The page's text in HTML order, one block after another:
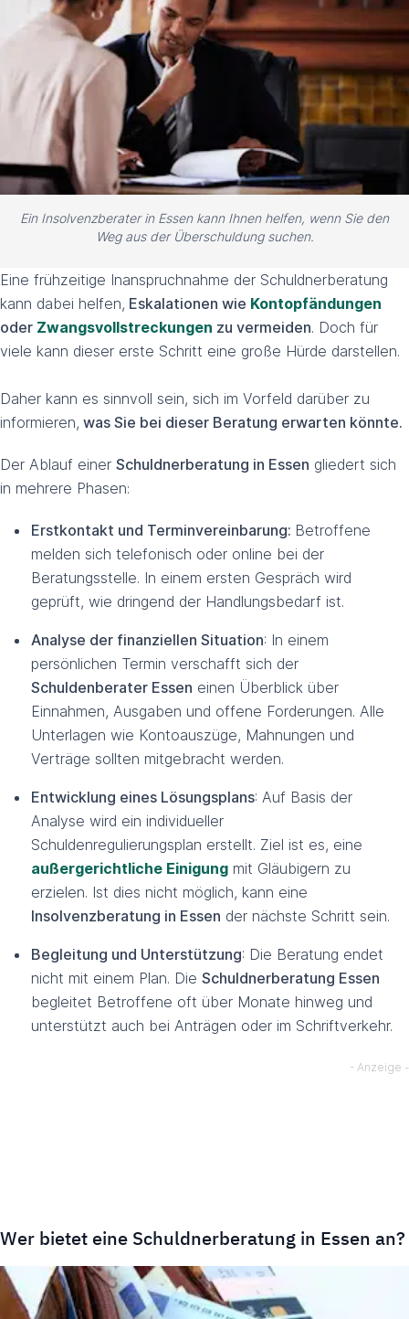
Ein Insolvenzberater in Essen kann Ihnen helfen, wenn Sie den
Weg aus der Überschuldung suchen.
Eine frühzeitige Inanspruchnahme der Schuldnerberatung
kann dabei helfen, Eskalationen wie Kontopfändungen
oder Zwangsvollstreckungen zu vermeiden. Doch für
viele kann dieser erste Schritt eine große Hürde darstellen.
Daher kann es sinnvoll sein, sich im Vorfeld darüber zu
informieren, was Sie bei dieser Beratung erwarten könnte.
Der Ablauf einer Schuldnerberatung in Essen gliedert sich
in mehrere Phasen:
Erstkontakt und Terminvereinbarung: Betroffene
melden sich telefonisch oder online bei der
Beratungsstelle. In einem ersten Gespräch wird
geprüft, wie dringend der Handlungsbedarf ist.
Analyse der finanziellen Situation: In einem
persönlichen Termin verschafft sich der
Schuldenberater Essen einen Überblick über
Einnahmen, Ausgaben und offene Forderungen. Alle
Unterlagen wie Kontoauszüge, Mahnungen und
Verträge sollten mitgebracht werden.
Entwicklung eines Lösungsplans: Auf Basis der
Analyse wird ein individueller
Schuldenregulierungsplan erstellt. Ziel ist es, eine
außergerichtliche Einigung mit Gläubigern zu
erzielen. Ist dies nicht möglich, kann eine
Insolvenzberatung in Essen der nächste Schritt sein.
Begleitung und Unterstützung: Die Beratung endet
nicht mit einem Plan. Die Schuldnerberatung Essen
begleitet Betroffene oft über Monate hinweg und
unterstützt auch bei Anträgen oder im Schriftverkehr.
Wer bietet eine Schuldnerberatung in Essen an?